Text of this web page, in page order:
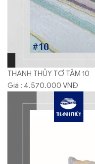
THANH THỦY TƠ TẰM 10
Giá : 4.570.000 VNĐ